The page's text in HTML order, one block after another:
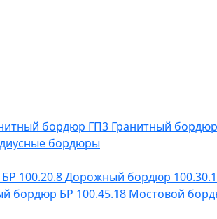
бордюр ГП3 Гранитный
бордюры
100.20.8Дорожный бордюр
бордюр БР 100.45.18 Мостовой